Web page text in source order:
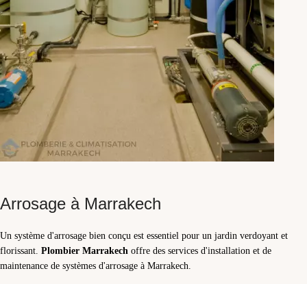
Arrosage à Marrakech
Un système d'arrosage bien conçu est essentiel pour un jardin verdoyant et
florissant. Plombier Marrakech offre des services d'installation et de
maintenance de systèmes d'arrosage à Marrakech.